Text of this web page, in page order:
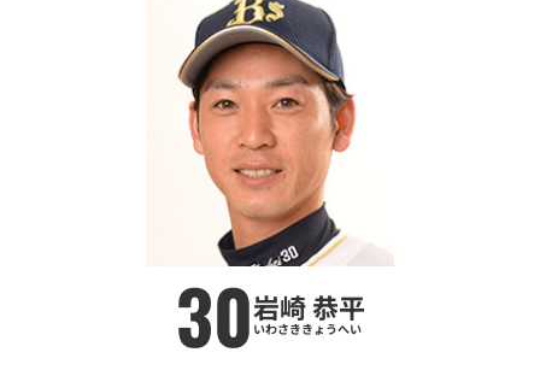
30岩崎 恭平
いわさききょうへい